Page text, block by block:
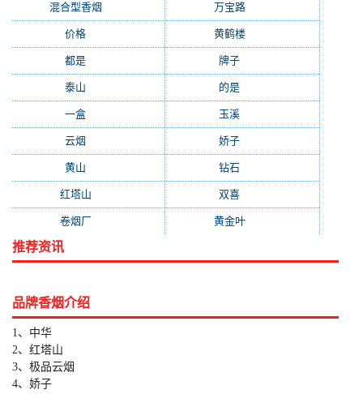
混合型香烟 万宝路(331)
价格 黄鹤楼(315)
都是 牌子
泰山 的是
一盒 玉溪
云烟 娇子
黄山 钻石
红塔山 双喜
卷烟厂(154) 黄金叶(151)
推荐资讯
品牌香烟介绍
1、中华
2、红塔山
3、极品云烟
4、娇子